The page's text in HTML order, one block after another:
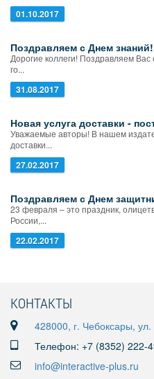
01.10.2017
Поздравляем с Днем знаний!
Дорогие коллеги! Поздравляем
го...
31.08.2017
Новая услуга доставки -
Уважаемые авторы! В нашем
доставки...
27.02.2017
Поздравляем с Днем
23 февраля – это праздник,
России,...
22.02.2017
КОНТАКТЫ
428000, г. Чебоксары,
Телефон: +7 (8352) 222-
info@interactive-plus.ru